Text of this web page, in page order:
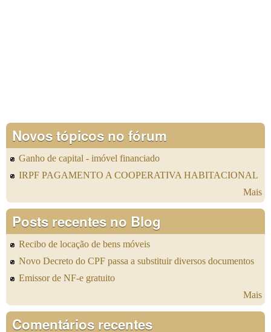
Novos tópicos no fórum
Ganho de capital - imóvel financiado
IRPF PAGAMENTO A COOPERATIVA HABITACIONAL
Mais
Posts recentes no Blog
Recibo de locação de bens móveis
Novo Decreto do CPF passa a substituir diversos documentos
Emissor de NF-e gratuito
Mais
Comentários recentes